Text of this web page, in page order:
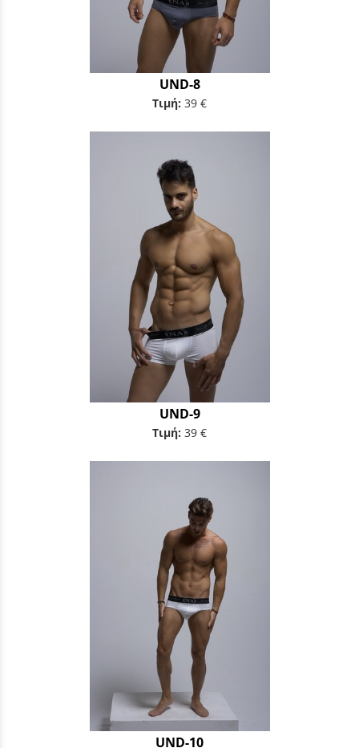
UND-8
Τιμή: 39 €
UND-9
Τιμή: 39 €
UND-10